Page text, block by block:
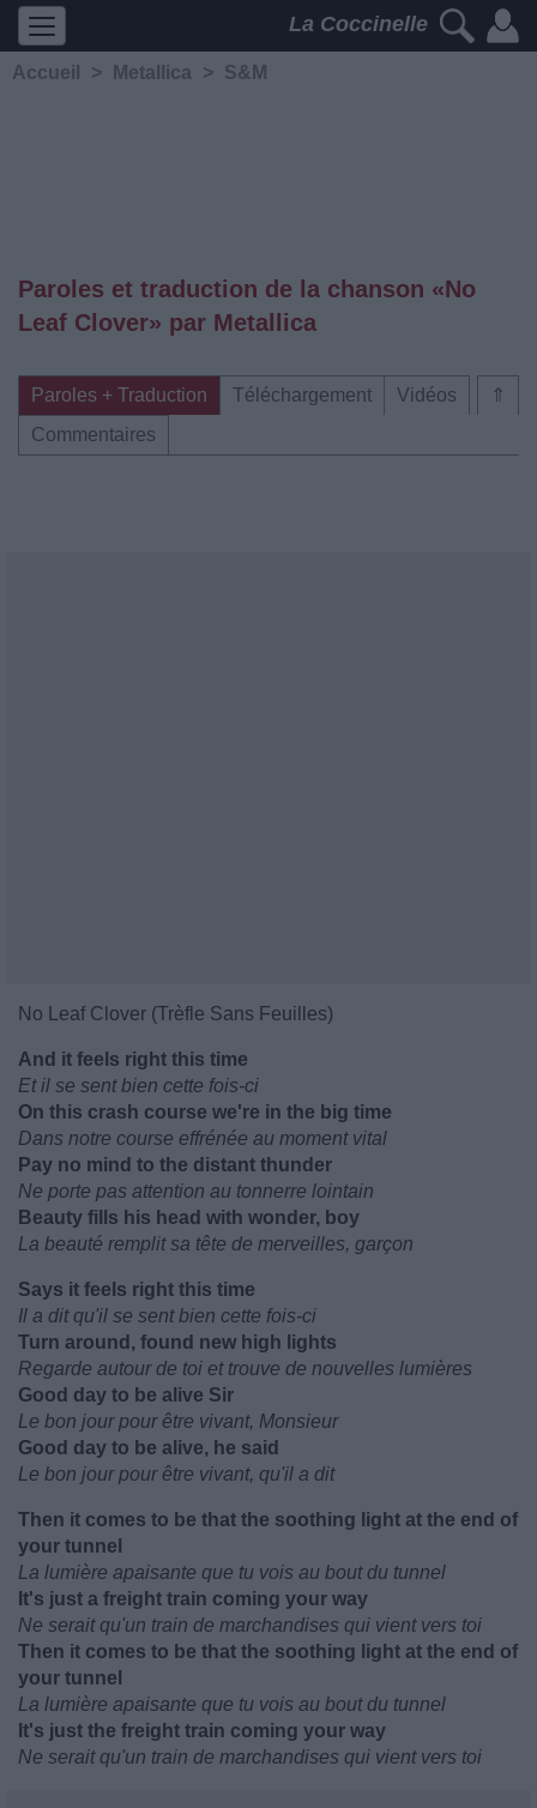
La Coccinelle
Accueil > Metallica > S&M
Paroles et traduction de la chanson «No
Leaf Clover» par Metallica
⇑
Paroles + Traduction Téléchargement
Vidéos
Commentaires
No Leaf Clover (Trèfle Sans Feuilles)
And it feels right this time
Et il se sent bien cette fois-ci
On this crash course we're in the big time
Dans notre course effrénée au moment vital
Pay no mind to the distant thunder
Ne porte pas attention au tonnerre lointain
Beauty fills his head with wonder, boy
La beauté remplit sa tête de merveilles, garçon
Says it feels right this time
Il a dit qu'il se sent bien cette fois-ci
Turn around, found new high lights
Regarde autour de toi et trouve de nouvelles lumières
Good day to be alive Sir
Le bon jour pour être vivant, Monsieur
Good day to be alive, he said
Le bon jour pour être vivant, qu'il a dit
Then it comes to be that the soothing light at the end of
your tunnel
La lumière apaisante que tu vois au bout du tunnel
It's just a freight train coming your way
Ne serait qu'un train de marchandises qui vient vers toi
Then it comes to be that the soothing light at the end of
your tunnel
La lumière apaisante que tu vois au bout du tunnel
It's just the freight train coming your way
Ne serait qu'un train de marchandises qui vient vers toi